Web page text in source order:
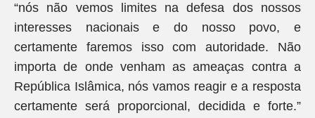
“nós não vemos limites na defesa dos nossos
interesses nacionais e do nosso povo, e
certamente faremos isso com autoridade. Não
importa de onde venham as ameaças contra a
República Islâmica, nós vamos reagir e a resposta
certamente será proporcional, decidida e forte.”